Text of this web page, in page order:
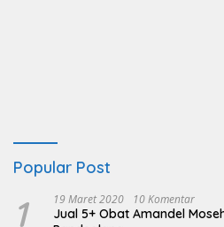
Popular Post
1 19 Maret 2020 10 Komentar
Jual 5+ Obat Amandel